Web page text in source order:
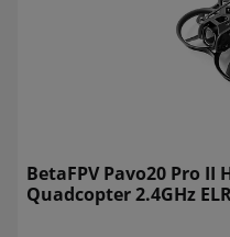
BetaFPV Pavo20 Pro II
Quadcopter 2.4GHz